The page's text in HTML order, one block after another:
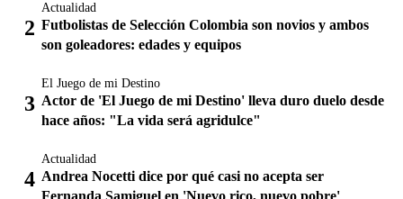
Actualidad
Futbolistas de Selección Colombia son novios y ambos
son goleadores: edades y equipos
El Juego de mi Destino
Actor de 'El Juego de mi Destino' lleva duro duelo desde
hace años: "La vida será agridulce"
Actualidad
Andrea Nocetti dice por qué casi no acepta ser
Fernanda Samiguel en 'Nuevo rico, nuevo pobre'